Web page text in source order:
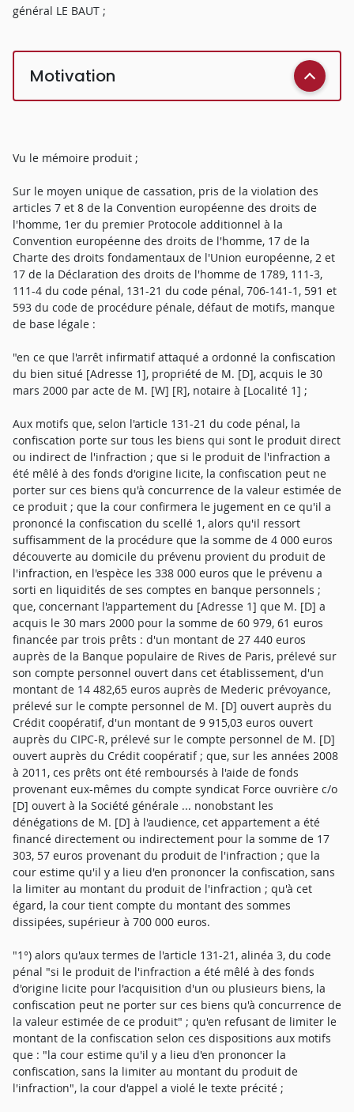
général LE BAUT ;
Motivation
Vu le mémoire produit ;
Sur le moyen unique de cassation, pris de la violation des
articles 7 et 8 de la Convention européenne des droits de
l'homme, 1er du premier Protocole additionnel à la
Convention européenne des droits de l'homme, 17 de la
Charte des droits fondamentaux de l'Union européenne, 2 et
17 de la Déclaration des droits de l'homme de 1789, 111-3,
111-4 du code pénal, 131-21 du code pénal, 706-141-1, 591 et
593 du code de procédure pénale, défaut de motifs, manque
de base légale :
"en ce que l'arrêt infirmatif attaqué a ordonné la confiscation
du bien situé [Adresse 1], propriété de M. [D], acquis le 30
mars 2000 par acte de M. [W] [R], notaire à [Localité 1] ;
Aux motifs que, selon l'article 131-21 du code pénal, la
confiscation porte sur tous les biens qui sont le produit direct
ou indirect de l'infraction ; que si le produit de l'infraction a
été mêlé à des fonds d'origine licite, la confiscation peut ne
porter sur ces biens qu'à concurrence de la valeur estimée de
ce produit ; que la cour confirmera le jugement en ce qu'il a
prononcé la confiscation du scellé 1, alors qu'il ressort
suffisamment de la procédure que la somme de 4 000 euros
découverte au domicile du prévenu provient du produit de
l'infraction, en l'espèce les 338 000 euros que le prévenu a
sorti en liquidités de ses comptes en banque personnels ;
que, concernant l'appartement du [Adresse 1] que M. [D] a
acquis le 30 mars 2000 pour la somme de 60 979, 61 euros
financée par trois prêts : d'un montant de 27 440 euros
auprès de la Banque populaire de Rives de Paris, prélevé sur
son compte personnel ouvert dans cet établissement, d'un
montant de 14 482,65 euros auprès de Mederic prévoyance,
prélevé sur le compte personnel de M. [D] ouvert auprès du
Crédit coopératif, d'un montant de 9 915,03 euros ouvert
auprès du CIPC-R, prélevé sur le compte personnel de M. [D]
ouvert auprès du Crédit coopératif ; que, sur les années 2008
à 2011, ces prêts ont été remboursés à l'aide de fonds
provenant eux-mêmes du compte syndicat Force ouvrière c/o
[D] ouvert à la Société générale ... nonobstant les
dénégations de M. [D] à l'audience, cet appartement a été
financé directement ou indirectement pour la somme de 17
303, 57 euros provenant du produit de l'infraction ; que la
cour estime qu'il y a lieu d'en prononcer la confiscation, sans
la limiter au montant du produit de l'infraction ; qu'à cet
égard, la cour tient compte du montant des sommes
dissipées, supérieur à 700 000 euros.
"1°) alors qu'aux termes de l'article 131-21, alinéa 3, du code
pénal "si le produit de l'infraction a été mêlé à des fonds
d'origine licite pour l'acquisition d'un ou plusieurs biens, la
confiscation peut ne porter sur ces biens qu'à concurrence de
la valeur estimée de ce produit" ; qu'en refusant de limiter le
montant de la confiscation selon ces dispositions aux motifs
que : "la cour estime qu'il y a lieu d'en prononcer la
confiscation, sans la limiter au montant du produit de
l'infraction", la cour d'appel a violé le texte précité ;